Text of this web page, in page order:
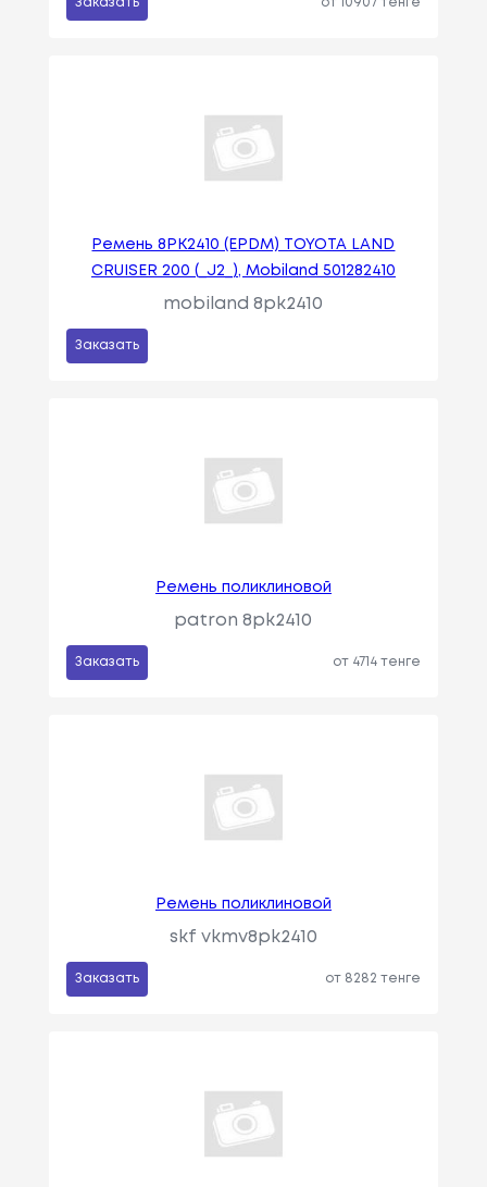
Заказать от 10907 тенге
Ремень 8PK2410 (EPDM) TOYOTA LAND
CRUISER 200 (_J2_), Mobiland 501282410
mobiland 8pk2410
Заказать
Ремень поликлиновой
patron 8pk2410
Заказать от 4714 тенге
Ремень поликлиновой
skf vkmv8pk2410
Заказать от 8282 тенге